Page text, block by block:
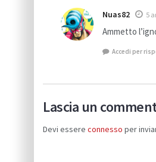
Nuas82 5
Ammetto
Accedi per
Lascia un
Devi essere connesso per